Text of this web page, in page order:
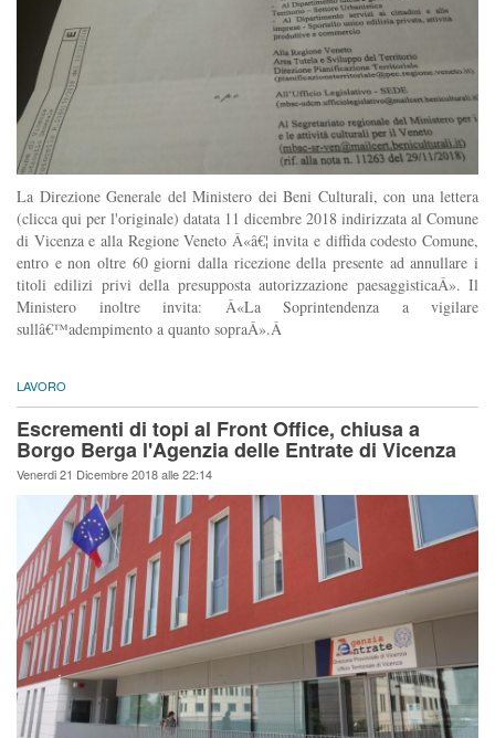
La Direzione Generale del Ministero dei Beni Culturali, con una lettera
(clicca qui per l'originale) datata 11 dicembre 2018 indirizzata al Comune
di Vicenza e alla Regione Veneto Â«â€¦ invita e diffida codesto Comune,
entro e non oltre 60 giorni dalla ricezione della presente ad annullare i
titoli edilizi privi della presupposta autorizzazione paesaggisticaÂ». Il
Ministero inoltre invita: Â«La Soprintendenza a vigilare
sullâ€™adempimento a quanto sopraÂ».Â
LAVORO
Escrementi di topi al Front Office, chiusa a
Borgo Berga l'Agenzia delle Entrate di Vicenza
Venerdi 21 Dicembre 2018 alle 22:14